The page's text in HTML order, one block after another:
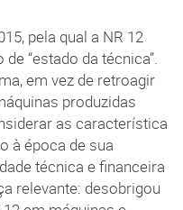
pela qual a NR 12
“estado da técnica”.
em vez de retroagir
produzidas
as característica
à época de sua
técnica e financeira
relevante: desobrigou